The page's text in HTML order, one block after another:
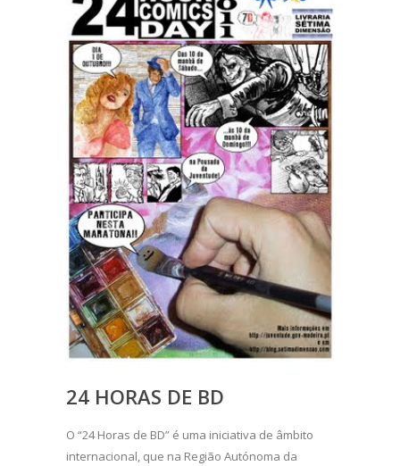
24 HORAS DE BD
O “24 Horas de BD” é uma iniciativa de âmbito
internacional, que na Região Autónoma da